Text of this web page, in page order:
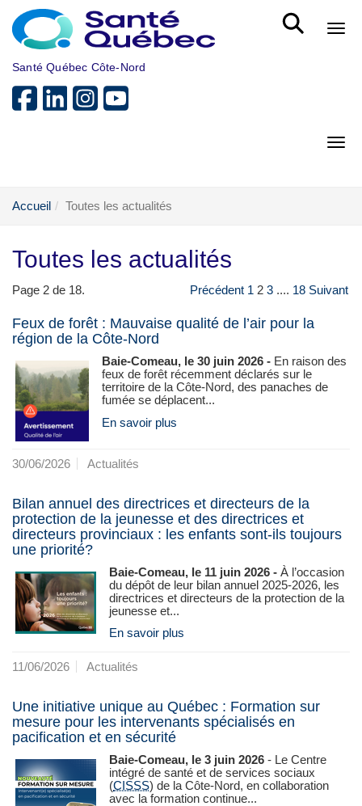
Aller au menu principal
Santé Québec Côte-Nord
Accueil Toutes les actualités
Toutes les actualités
Page 2 de 18. Précédent 1 2 3 .... 18 Suivant
Feux de forêt : Mauvaise qualité de l’air pour la
région de la Côte-Nord
Baie-Comeau, le 30 juin 2026 - En raison des
feux de forêt récemment déclarés sur le
territoire de la Côte-Nord, des panaches de
fumée se déplacent...
En savoir plus
30/06/2026 Actualités
Bilan annuel des directrices et directeurs de la
protection de la jeunesse et des directrices et
directeurs provinciaux : les enfants sont-ils toujours
une priorité?
Baie-Comeau, le 11 juin 2026 - À l’occasion
du dépôt de leur bilan annuel 2025-2026, les
directrices et directeurs de la protection de la
jeunesse et...
En savoir plus
11/06/2026 Actualités
Une initiative unique au Québec : Formation sur
mesure pour les intervenants spécialisés en
pacification et en sécurité
Baie-Comeau, le 3 juin 2026 - Le Centre
intégré de santé et de services sociaux
(CISSS) de la Côte-Nord, en collaboration
avec la formation continue...